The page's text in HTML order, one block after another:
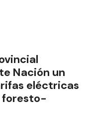
Nación un
eléctricas
foresto-